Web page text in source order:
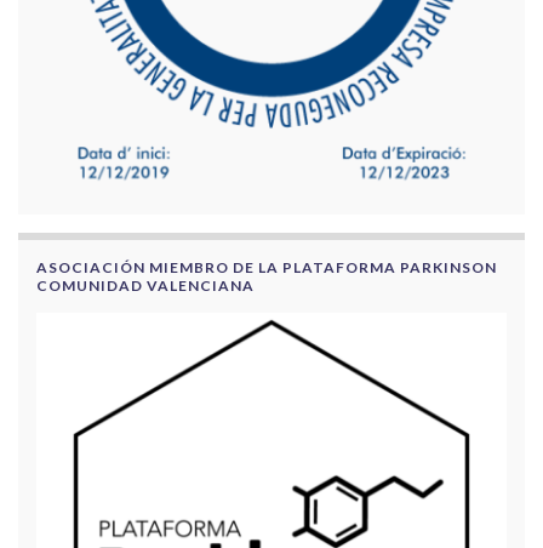
ASOCIACIÓN MIEMBRO DE LA PLATAFORMA PARKINSON
COMUNIDAD VALENCIANA